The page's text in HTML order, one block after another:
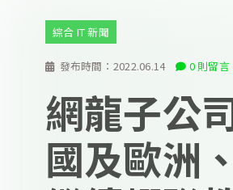
發布時間： 2022.06.14 0 則留言
綜合 IT 新聞
網龍子公
國及歐洲